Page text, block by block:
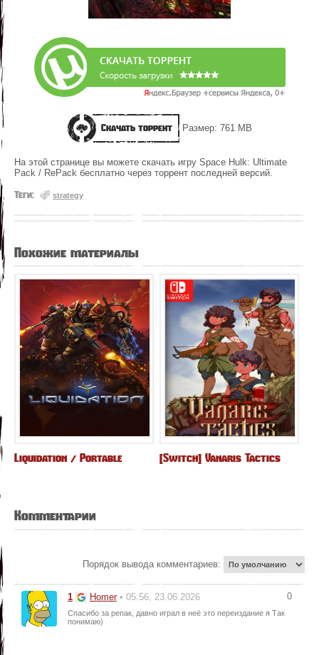
Скачать торрент Размер: 761 MB
На этой странице вы можете скачать игру Space Hulk: Ultimate
Pack / RePack бесплатно через торрент последней версий.
Теги: strategy
Похожие материалы
Liquidation / Portable [Switch] Vanaris Tactics
Комментарии
Порядок вывода комментариев:
0
1 Homer • 05:56, 23.06.2026
Спасибо за репак, давно играл в неё это переиздание я Так
понимаю)